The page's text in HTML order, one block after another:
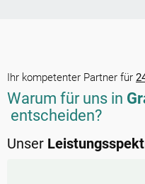
Ihr kompetenter Partner für
Warum für uns in
entscheiden?
Unser